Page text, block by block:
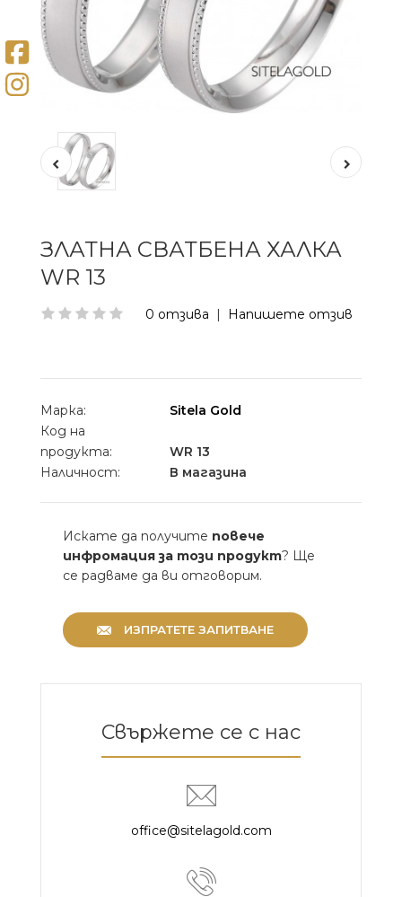
ЗЛАТНА СВАТБЕНА ХАЛКА
WR 13
0 отзива | Напишете отзив
Марка:
Sitela Gold
Код на
продукта:
WR 13
Наличност:
В магазина
Искате да получите повече
инфромация за този продукт? Ще
се радваме да ви отговорим.
ИЗПРАТЕТЕ ЗАПИТВАНЕ
Свържете се с нас
office@sitelagold.com